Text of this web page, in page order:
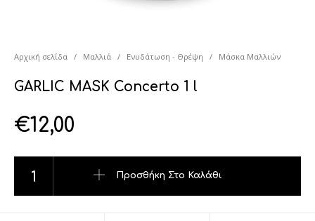
Αρχική σελίδα / Μαλλιά / Ενυδάτωση - Θρέψη / Μάσκα Μαλλιών
GARLIC MASK Concerto 1 l
€12,00
Προσθήκη Στο Καλάθι